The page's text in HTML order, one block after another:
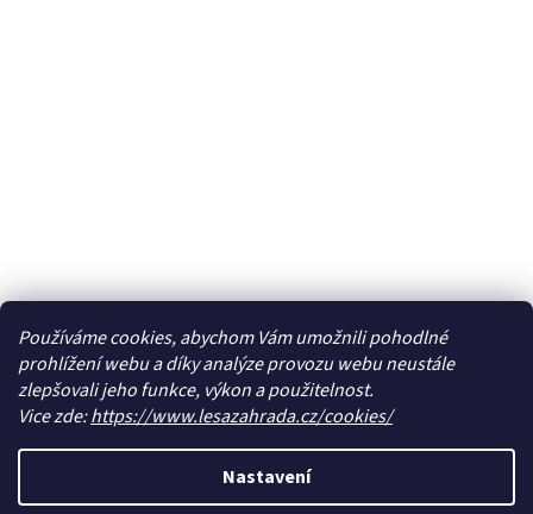
Používáme cookies, abychom Vám umožnili pohodlné
prohlížení webu a díky analýze provozu webu neustále
zlepšovali jeho funkce, výkon a použitelnost.
Vice zde:https://www.lesazahrada.cz/cookies/
Nastavení